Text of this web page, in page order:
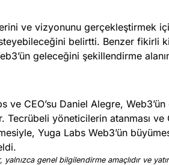
ve vizyonunu gerçekleştirmek
belirtti. Benzer fikirli
geleceğini şekillendirme
ve CEO’su Daniel Alegre,
Tecrübeli yöneticilerin atanması
Yuga Labs Web3’ün
genel bilgilendirme amaçlıdır ve